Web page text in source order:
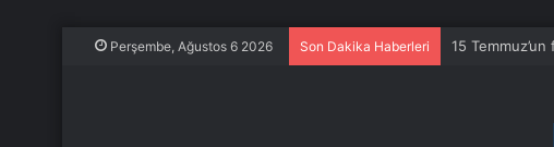
Perşembe, Ağustos 6 2026 Son Dakika Haberleri 15